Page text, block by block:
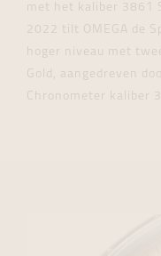
met het kaliber 3861
2022 tilt OMEGA de
hoger niveau met
Gold, aangedreven
Chronometer kaliber